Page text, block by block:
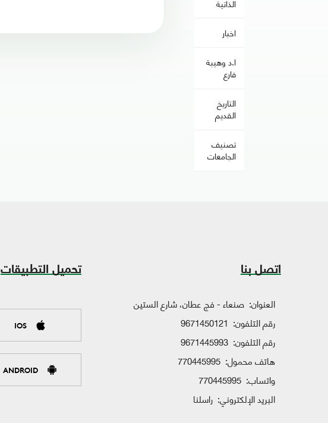
الذاتية
اخبار
ا.د وهيبة
فارع
التاريخ
القديم
تصنيف
الجامعات
اتصل بنا
العنوان: صنعاء - فج عطان، شارع الستين
رقم التلفون: 9671450121
رقم التلفون: 9671445993
هاتف محمول: 770445995
واتساب: 770445995
البريد الإلكتروني: راسلنا
تحميل التطبيقات
IOS
ANDROID